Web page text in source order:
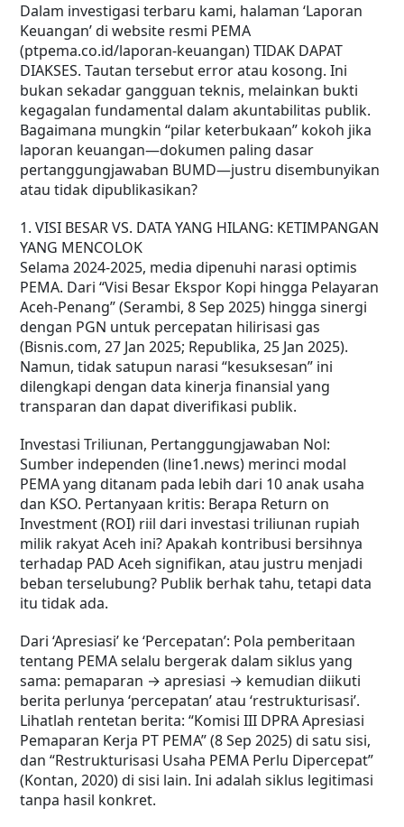
Dalam investigasi terbaru kami, halaman ‘Laporan
Keuangan’ di website resmi PEMA
(ptpema.co.id/laporan-keuangan) TIDAK DAPAT
DIAKSES. Tautan tersebut error atau kosong. Ini
bukan sekadar gangguan teknis, melainkan bukti
kegagalan fundamental dalam akuntabilitas publik.
Bagaimana mungkin “pilar keterbukaan” kokoh jika
laporan keuangan—dokumen paling dasar
pertanggungjawaban BUMD—justru disembunyikan
atau tidak dipublikasikan?
1. VISI BESAR VS. DATA YANG HILANG: KETIMPANGAN
YANG MENCOLOK
Selama 2024-2025, media dipenuhi narasi optimis
PEMA. Dari “Visi Besar Ekspor Kopi hingga Pelayaran
Aceh-Penang” (Serambi, 8 Sep 2025) hingga sinergi
dengan PGN untuk percepatan hilirisasi gas
(Bisnis.com, 27 Jan 2025; Republika, 25 Jan 2025).
Namun, tidak satupun narasi “kesuksesan” ini
dilengkapi dengan data kinerja finansial yang
transparan dan dapat diverifikasi publik.
Investasi Triliunan, Pertanggungjawaban Nol:
Sumber independen (line1.news) merinci modal
PEMA yang ditanam pada lebih dari 10 anak usaha
dan KSO. Pertanyaan kritis: Berapa Return on
Investment (ROI) riil dari investasi triliunan rupiah
milik rakyat Aceh ini? Apakah kontribusi bersihnya
terhadap PAD Aceh signifikan, atau justru menjadi
beban terselubung? Publik berhak tahu, tetapi data
itu tidak ada.
Dari ‘Apresiasi’ ke ‘Percepatan’: Pola pemberitaan
tentang PEMA selalu bergerak dalam siklus yang
sama: pemaparan → apresiasi → kemudian diikuti
berita perlunya ‘percepatan’ atau ‘restrukturisasi’.
Lihatlah rentetan berita: “Komisi III DPRA Apresiasi
Pemaparan Kerja PT PEMA” (8 Sep 2025) di satu sisi,
dan “Restrukturisasi Usaha PEMA Perlu Dipercepat”
(Kontan, 2020) di sisi lain. Ini adalah siklus legitimasi
tanpa hasil konkret.